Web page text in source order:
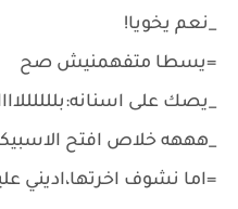
_نعم يخويا!
=يسطا متفهمنيش صح
_يصك على
_هههه خلاص افتح
=اما نشوف اخرتها،اديني